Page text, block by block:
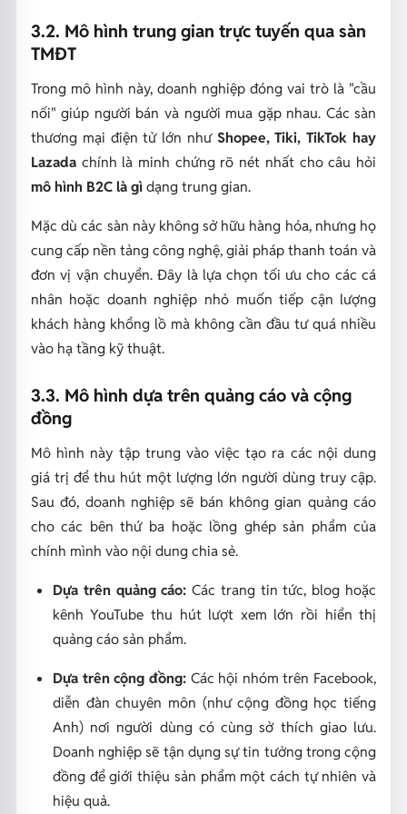
3.2. Mô hình trung gian trực tuyến qua sàn
TMĐT
Trong mô hình này, doanh nghiệp đóng vai trò là "cầu
nối" giúp người bán và người mua gặp nhau. Các sàn
thương mại điện tử lớn nhưShopee, Tiki, TikTok hay
Lazadachính là minh chứng rõ nét nhất cho câu hỏi
mô hình B2C là gìdạng trung gian.
Mặc dù các sàn này không sở hữu hàng hóa, nhưng họ
cung cấp nền tảng công nghệ, giải pháp thanh toán và
đơn vị vận chuyển. Đây là lựa chọn tối ưu cho các cá
nhân hoặc doanh nghiệp nhỏ muốn tiếp cận lượng
khách hàng khổng lồ mà không cần đầu tư quá nhiều
vào hạ tầng kỹ thuật.
3.3. Mô hình dựa trên quảng cáo và cộng
đồng
Mô hình này tập trung vào việc tạo ra các nội dung
giá trị để thu hút một lượng lớn người dùng truy cập.
Sau đó, doanh nghiệp sẽ bán không gian quảng cáo
cho các bên thứ ba hoặc lồng ghép sản phẩm của
chính mình vào nội dung chia sẻ.
Dựa trên quảng cáo: Các trang tin tức, blog hoặc
kênh YouTube thu hút lượt xem lớn rồi hiển thị
quảng cáo sản phẩm.
Dựa trên cộng đồng:Các hội nhóm trên Facebook,
diễn đàn chuyên môn (như cộng đồng học tiếng
Anh) nơi người dùng có cùng sở thích giao lưu.
Doanh nghiệp sẽ tận dụng sự tin tưởng trong cộng
đồng để giới thiệu sản phẩm một cách tự nhiên và
hiệu quả.